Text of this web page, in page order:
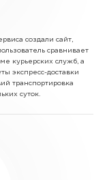
создали сайт,
сравнивает
курьерских служб, а
экспресс-доставки
транспортировка
суток.